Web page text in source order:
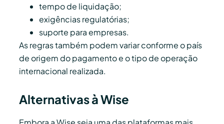
tempo de liquidação;
exigências regulatórias;
suporte para empresas.
As regras também podem variar conforme o país
de origem do pagamento e o tipo de operação
internacional realizada.
Alternativas à Wise